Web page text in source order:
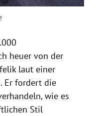
heuer von der
laut einer
Er fordert die
wie es
Stil